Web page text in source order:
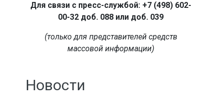
Для связи с пресс-службой: +7 (498) 602-
00-32 доб. 088 или доб. 039
(только для представителей средств
массовой информации)
Новости